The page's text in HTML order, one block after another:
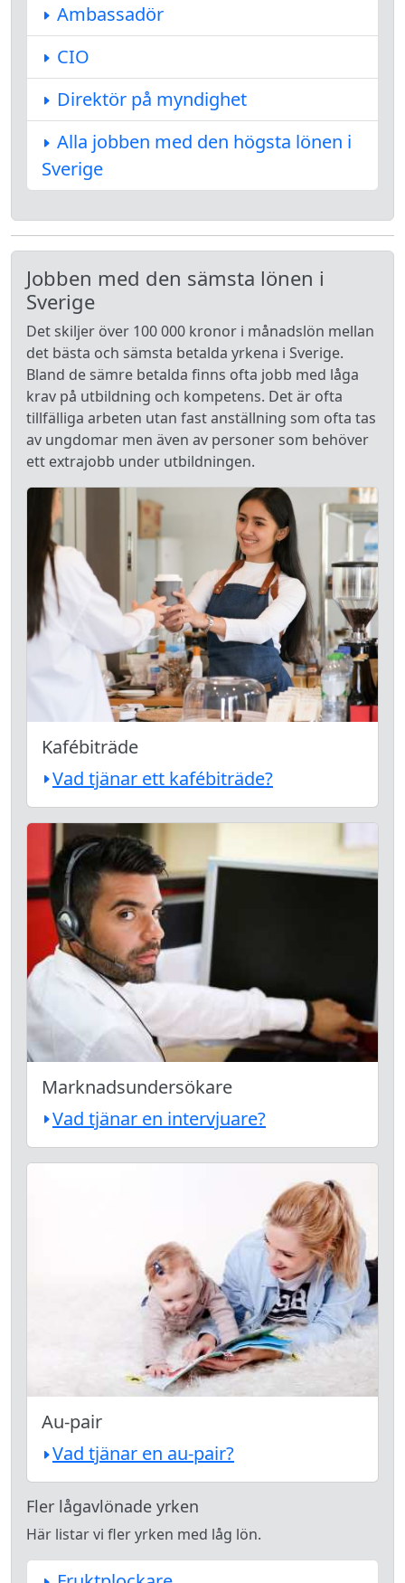
Ambassadör
CIO
Direktör på myndighet
Alla jobben med den högsta lönen i
Sverige
Jobben med den sämsta lönen i
Sverige
Det skiljer över 100 000 kronor i månadslön mellan
det bästa och sämsta betalda yrkena i Sverige.
Bland de sämre betalda finns ofta jobb med låga
krav på utbildning och kompetens. Det är ofta
tillfälliga arbeten utan fast anställning som ofta tas
av ungdomar men även av personer som behöver
ett extrajobb under utbildningen.
Kafébiträde
Vad tjänar ett kafébiträde?
Marknadsundersökare
Vad tjänar en intervjuare?
Au-pair
Vad tjänar en au-pair?
Fler lågavlönade yrken
Här listar vi fler yrken med låg lön.